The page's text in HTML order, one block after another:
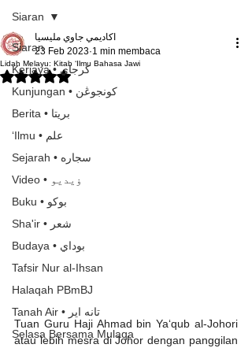
Siaran
Kerjaya • كرجاي
Kunjungan • كونجوڠن
Berita • بريتا
‘Ilmu • علم
Sejarah • سجاره
Video • ۏيديو
Buku • بوكو
Sha'ir • شعر
Budaya • بوداي
Tafsir Nur al-Ihsan
Halaqah PBmBJ
Tanah Air • تانه اير
Selasa Bersama Mulaqa
Siaran
Lidah Melayu: Kitab ‘Ilmu Bahasa Jawi
اكاديمي جاوي مليسيا
23 Feb 2023 1 min membaca
Dinilai NaN daripada 5 bintang.
Tuan Guru Haji Ahmad bin Ya‘qub al-Johori
atau lebih mesra di Johor dengan panggilan